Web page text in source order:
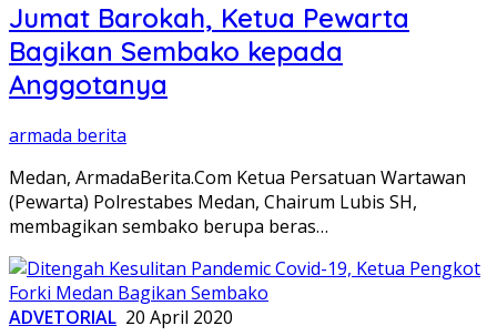
Jumat Barokah, Ketua Pewarta
Bagikan Sembako kepada
Anggotanya
armada berita
Medan, ArmadaBerita.Com Ketua Persatuan Wartawan
(Pewarta) Polrestabes Medan, Chairum Lubis SH,
membagikan sembako berupa beras…
ADVETORIAL 20 April 2020